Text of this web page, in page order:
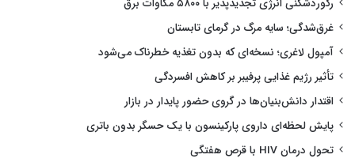
رکوردشکنی انرژی تجدیدپذیر با ۵۸۰۰ مگاوات برق
غرق‌شدگی؛ سایه مرگ در گرمای تابستان
آمپول لاغری؛ نسخه‌ای که بدون تغذیه خطرناک می‌شود
تأثیر رژیم غذایی پرفیبر بر کاهش افسردگی
اقتدار دانش‌بنیان‌ها در گروی حضور پایدار در بازار
پایش لحظه‌ای داروی پارکینسون با یک حسگر بدون باتری
تحول درمان HIV با قرص هفتگی